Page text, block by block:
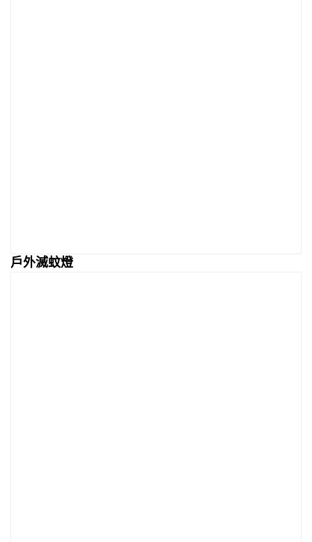
戶外滅蚊燈